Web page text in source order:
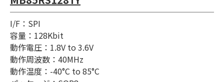
I/F：SPI
容量：128Kbit
動作電圧：1.8V to 3.6V
動作周波数：40MHz
動作温度：-40°C to 85°C